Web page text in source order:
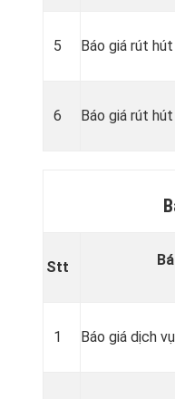
5 Báo giá rút
6 Báo giá rút
Stt
1 Báo giá dịch